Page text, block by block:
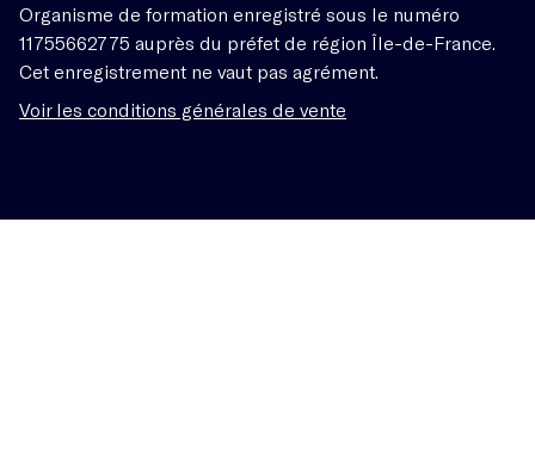
Organisme de formation enregistré sous le numéro
11755662775 auprès du préfet de région Île-de-France.
Cet enregistrement ne vaut pas agrément.
Voir les conditions générales de vente